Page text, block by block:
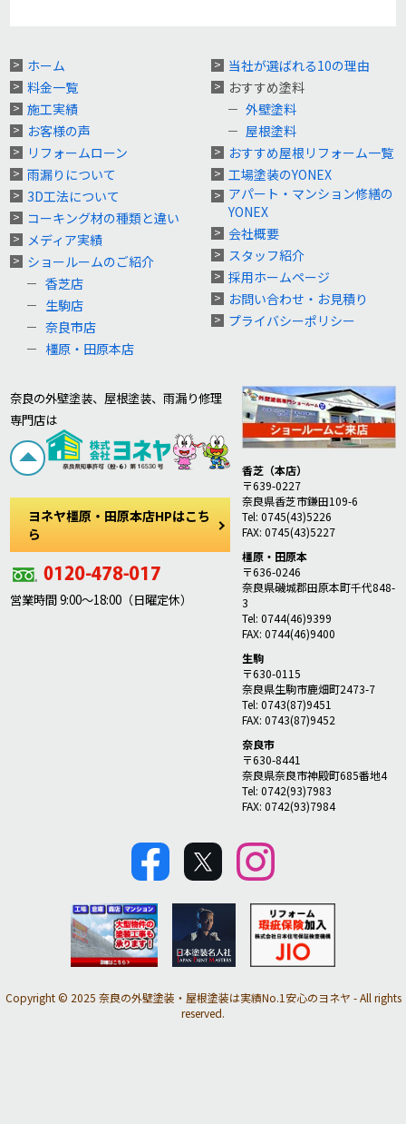
ホーム
料金一覧
施工実績
お客様の声
リフォームローン
雨漏りについて
3D工法について
コーキング材の種類と違い
メディア実績
ショールームのご紹介
香芝店
生駒店
奈良市店
橿原・田原本店
当社が選ばれる10の理由
おすすめ塗料
外壁塗料
屋根塗料
おすすめ屋根リフォーム一覧
工場塗装のYONEX
アパート・マンション修繕の
YONEX
会社概要
スタッフ紹介
採用ホームページ
お問い合わせ・お見積り
プライバシーポリシー
奈良の外壁塗装、屋根塗装、雨漏り修理
専門店は
ヨネヤ橿原・田原本店HPはこち
ら
営業時間 9:00～18:00（日曜定休）
香芝（本店）
〒639-0227
奈良県香芝市鎌田109-6
Tel: 0745(43)5226
FAX: 0745(43)5227
橿原・田原本
〒636-0246
奈良県磯城郡田原本町千代848-
3
Tel: 0744(46)9399
FAX: 0744(46)9400
生駒
〒630-0115
奈良県生駒市鹿畑町2473-7
Tel: 0743(87)9451
FAX: 0743(87)9452
奈良市
〒630-8441
奈良県奈良市神殿町685番地4
Tel: 0742(93)7983
FAX: 0742(93)7984
Copyright © 2025 奈良の外壁塗装・屋根塗装は実績No.1安心のヨネヤ - All rights
reserved.